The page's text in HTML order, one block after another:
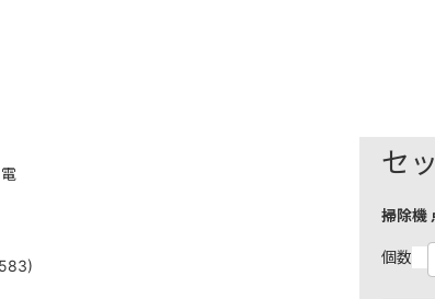
セ
掃除機
個数